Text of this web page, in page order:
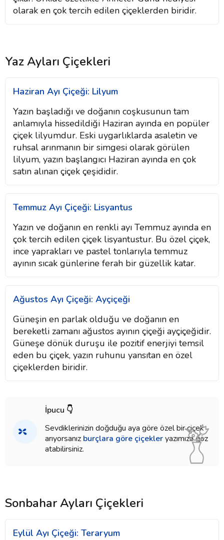
olarak en çok tercih edilen çiçeklerden biridir.
Yaz Ayları Çiçekleri
Haziran Ayı Çiçeği: Lilyum
Yazın başladığı ve doğanın coşkusunun tam
anlamıyla hissedildiği Haziran ayında en popüler
çiçek lilyumdur. Eski uygarlıklarda asaletin ve
ruhsal arınmanın bir simgesi olarak görülen
lilyum, yazın başlangıcı Haziran ayında en çok
satın alınan çiçek çeşididir.
Temmuz Ayı Çiçeği: Lisyantus
Yazın ve doğanın en renkli ayı Temmuz ayında en
çok tercih edilen çiçek lisyantustur. Bu özel çiçek,
ince yaprakları ve pastel tonlarıyla temmuz
ayının sıcak günlerine ferah bir güzellik katar.
Ağustos Ayı Çiçeği: Ayçiçeği
Güneşin en parlak olduğu ve doğanın en
bereketli zamanı ağustos ayının çiçeği ayçiçeğidir.
Güneşe dönük duruşu ile pozitif enerjiyi temsil
eden bu çiçek, yazın ruhunu yansıtan en özel
çiçeklerden biridir.
İpucu 👇
Sevdiklerinizin doğduğu aya göre özel bir çiçek
arıyorsanız burçlara göre çiçekleryazımıza göz
atabilirsiniz.
Sonbahar Ayları Çiçekleri
Eylül Ayı Çiçeği: Teraryum